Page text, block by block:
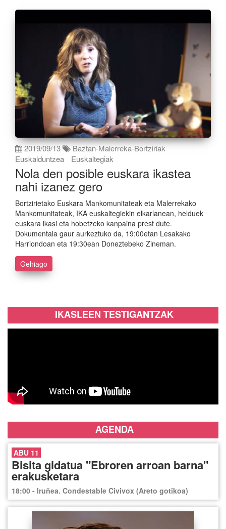
2019/09/13
Baztan-Malerreka-Bortziriak
Euskalduntzea
Euskaltegiak
Nola den posible euskara ikastea
nahi izanez gero
Bortzirietako Euskara Mankomunitateak eta Malerrekako
Mankomunitateak, IKA euskaltegiekin elkarlanean, helduek
euskara ikasi eta hobetzeko kanpaina prest dute.
Dokumentala gaur aurkeztuko da, 19:00etan Lesakako
Harriondoan eta 19:30ean Doneztebeko Zineman.
Gehiago
IKASLEEN TESTIGANTZAK
AGENDA
ABU 11
Bisita gidatua "Ebroren arroan barna"
erakusketara
18:00 - Iruñea. Condestable Civivox (Areto gotikoa)